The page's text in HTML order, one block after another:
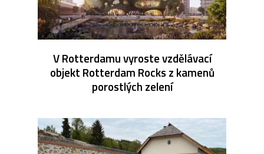
V Rotterdamu vyroste vzdělávací
objekt Rotterdam Rocks z kamenů
porostlých zelení